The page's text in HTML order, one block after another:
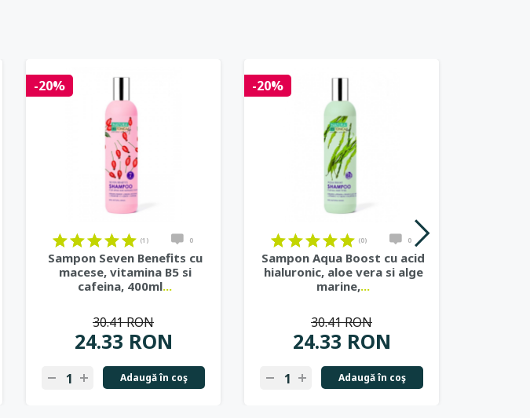
-20%
(1) 0
Sampon Seven Benefits cu
macese, vitamina B5 si
cafeina, 400ml...
24.33 RON
30.41 RON
Adaugă în coş
-20%
(0) 0
Sampon Aqua Boost cu acid
hialuronic, aloe vera si alge
marine,...
24.33 RON
30.41 RON
Adaugă în coş